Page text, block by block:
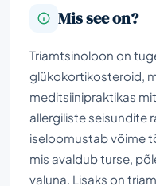
Mis see on?
Triamtsinoloon on
glükokortikosteroid,
meditsiinipraktikas
allergiliste seisundite
iseloomustab võime
mis avaldub turse,
valuna. Lisaks on